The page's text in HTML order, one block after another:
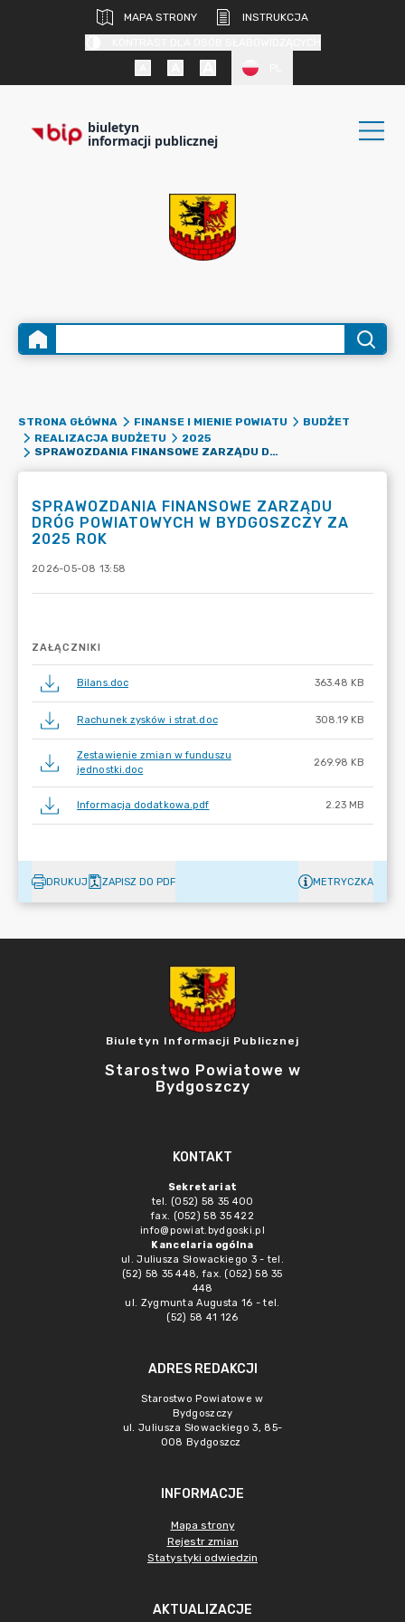
MAPA STRONY
INSTRUKCJA
biuletyn
informacji publicznej
STRONA GŁÓWNA FINANSE I MIENIE POWIATU
BUDŻET
REALIZACJA BUDŻETU
2025
SPRAWOZDANIA FINANSOWE ZARZĄDU DRÓG POWIATOWYCH W BYDGOSZCZY ZA 2025 ROK
SPRAWOZDANIA FINANSOWE ZARZĄDU
DRÓG POWIATOWYCH W BYDGOSZCZY ZA
2025 ROK
2026-05-08 13:58
ZAŁĄCZNIKI
Bilans.doc 363.48 KB
Rachunek zysków i strat.doc 308.19 KB
Zestawienie zmian w funduszu
jednostki.doc
269.98 KB
Informacja dodatkowa.pdf 2.23 MB
DRUKUJ ZAPISZ DO PDF METRYCZKA
Biuletyn Informacji Publicznej
Starostwo Powiatowe w
Bydgoszczy
KONTAKT
Sekretariat
tel. (052) 58 35 400
fax. (052) 58 35 422
info@powiat.bydgoski.pl
Kancelaria ogólna
ul. Juliusza Słowackiego 3 - tel.
(52) 58 35 448, fax. (052) 58 35
448
ul. Zygmunta Augusta 16 - tel.
(52) 58 41 126
ADRES REDAKCJI
Starostwo Powiatowe w
Bydgoszczy
ul. Juliusza Słowackiego 3, 85-
008 Bydgoszcz
INFORMACJE
Mapa strony
Rejestr zmian
Statystyki odwiedzin
AKTUALIZACJE